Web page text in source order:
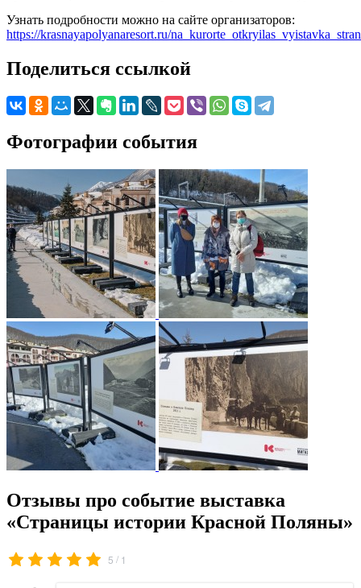
Узнать подробности можно на сайте организаторов:
https://krasnayapolyanaresort.ru/
Поделиться ссылкой
Фотографии события
Отзывы про событие выставка
«Страницы истории Красной Поляны»
5 / 1